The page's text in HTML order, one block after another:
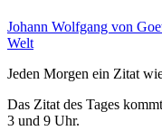
Johann Wolfgang von
Welt
Jeden Morgen ein Zitat
Das Zitat des Tages
3 und 9 Uhr.